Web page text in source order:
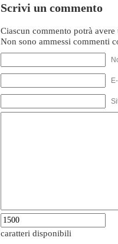
Scrivi un commento
Ciascun commento potrà
Non sono ammessi commenti
caratteri disponibili